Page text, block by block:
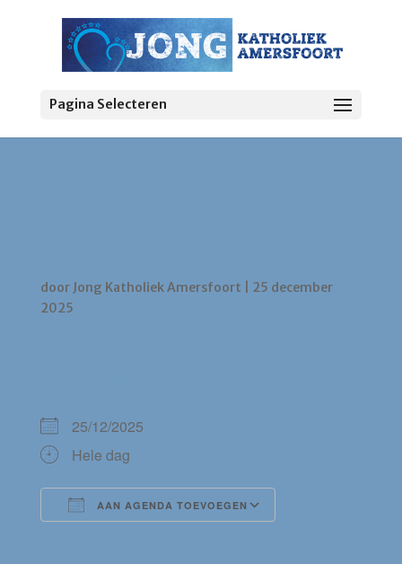
Pagina Selecteren
door Jong Katholiek Amersfoort
25 december
2025
25/12/2025
Hele dag
AAN AGENDA TOEVOEGEN